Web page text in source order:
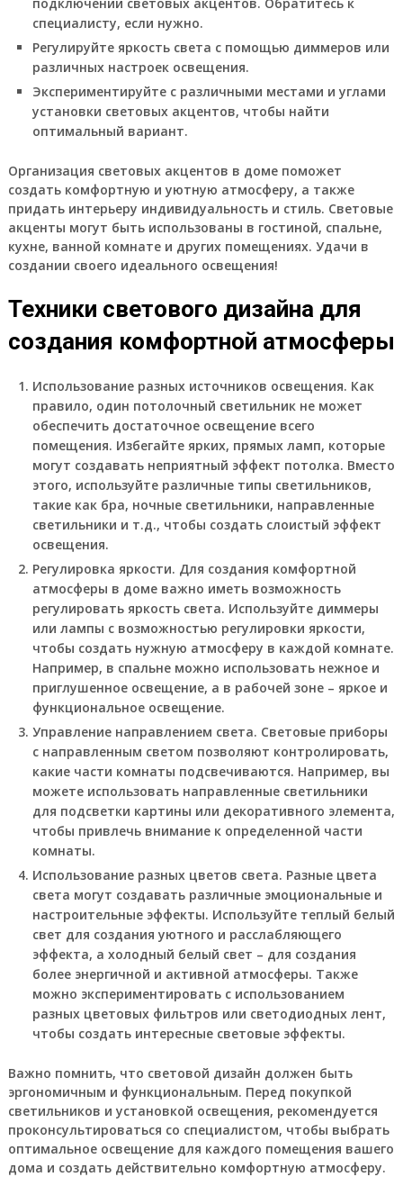
специалисту, если нужно.
Регулируйте яркость света с помощью диммеров или
различных настроек освещения.
Экспериментируйте с различными местами и углами
установки световых акцентов, чтобы найти
оптимальный вариант.
Организация световых акцентов в доме поможет
создать комфортную и уютную атмосферу, а также
придать интерьеру индивидуальность и стиль. Световые
акценты могут быть использованы в гостиной, спальне,
кухне, ванной комнате и других помещениях. Удачи в
создании своего идеального освещения!
Техники светового дизайна для
создания комфортной атмосферы
Использование разных источников освещения. Как
правило, один потолочный светильник не может
обеспечить достаточное освещение всего
помещения. Избегайте ярких, прямых ламп, которые
могут создавать неприятный эффект потолка. Вместо
этого, используйте различные типы светильников,
такие как бра, ночные светильники, направленные
светильники и т.д., чтобы создать слоистый эффект
освещения.
Регулировка яркости. Для создания комфортной
атмосферы в доме важно иметь возможность
регулировать яркость света. Используйте диммеры
или лампы с возможностью регулировки яркости,
чтобы создать нужную атмосферу в каждой комнате.
Например, в спальне можно использовать нежное и
приглушенное освещение, а в рабочей зоне – яркое и
функциональное освещение.
Управление направлением света. Световые приборы
с направленным светом позволяют контролировать,
какие части комнаты подсвечиваются. Например, вы
можете использовать направленные светильники
для подсветки картины или декоративного элемента,
чтобы привлечь внимание к определенной части
комнаты.
Использование разных цветов света. Разные цвета
света могут создавать различные эмоциональные и
настроительные эффекты. Используйте теплый белый
свет для создания уютного и расслабляющего
эффекта, а холодный белый свет – для создания
более энергичной и активной атмосферы. Также
можно экспериментировать с использованием
разных цветовых фильтров или светодиодных лент,
чтобы создать интересные световые эффекты.
Важно помнить, что световой дизайн должен быть
эргономичным и функциональным. Перед покупкой
светильников и установкой освещения, рекомендуется
проконсультироваться со специалистом, чтобы выбрать
оптимальное освещение для каждого помещения вашего
дома и создать действительно комфортную атмосферу.